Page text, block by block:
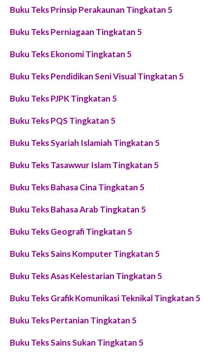
Buku Teks Prinsip Perakaunan Tingkatan 5
Buku Teks Perniagaan Tingkatan 5
Buku Teks Ekonomi Tingkatan 5
Buku Teks Pendidikan Seni Visual Tingkatan 5
Buku Teks PJPK Tingkatan 5
Buku Teks PQS Tingkatan 5
Buku Teks Syariah Islamiah Tingkatan 5
Buku Teks Tasawwur Islam Tingkatan 5
Buku Teks Bahasa Cina Tingkatan 5
Buku Teks Bahasa Arab Tingkatan 5
Buku Teks Geografi Tingkatan 5
Buku Teks Sains Komputer Tingkatan 5
Buku Teks Asas Kelestarian Tingkatan 5
Buku Teks Grafik Komunikasi Teknikal Tingkatan 5
Buku Teks Pertanian Tingkatan 5
Buku Teks Sains Sukan Tingkatan 5